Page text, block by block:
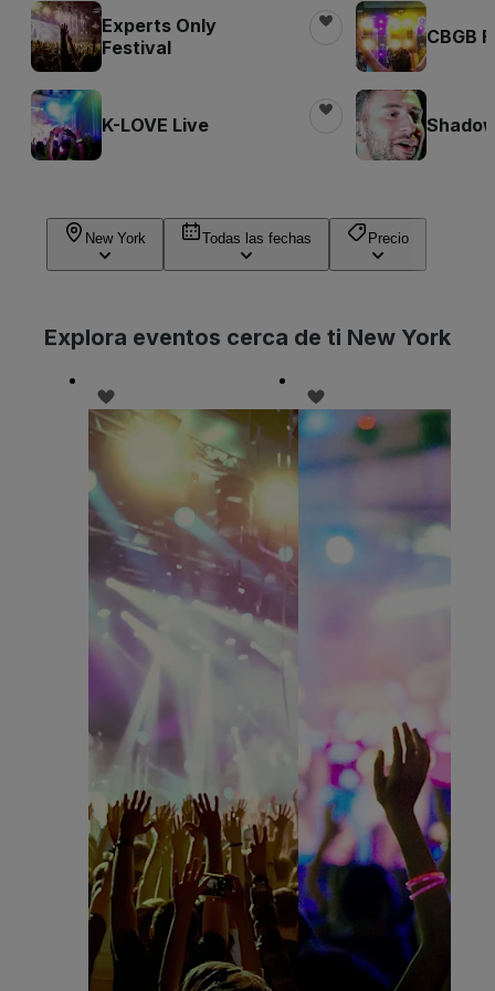
Experts Only
Festival
K-LOVE Live
CBGB
New York Todas las fechas Precio
Explora eventos cerca de ti New York